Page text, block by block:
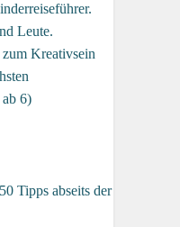
Leute.
Kreativsein
6)